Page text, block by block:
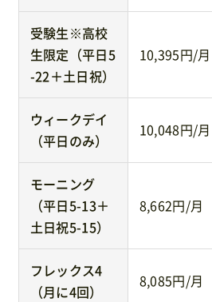
受験生※高校
生限定（平日5
-22＋土日祝）
10,395円/月
ウィークデイ
（平日のみ）
10,048円/月
モーニング
（平日5-13＋
土日祝5-15）
8,662円/月
フレックス4
（月に4回）
8,085円/月